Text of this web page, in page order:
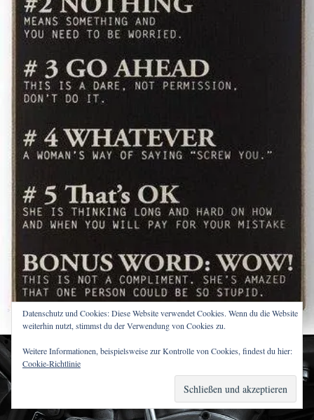
Datenschutz und Cookies: Diese Website verwendet Cookies. Wenn du die Website
weiterhin nutzt, stimmst du der Verwendung von Cookies zu.
Weitere Informationen, beispielsweise zur Kontrolle von Cookies, findest du hier:
Cookie-Richtlinie